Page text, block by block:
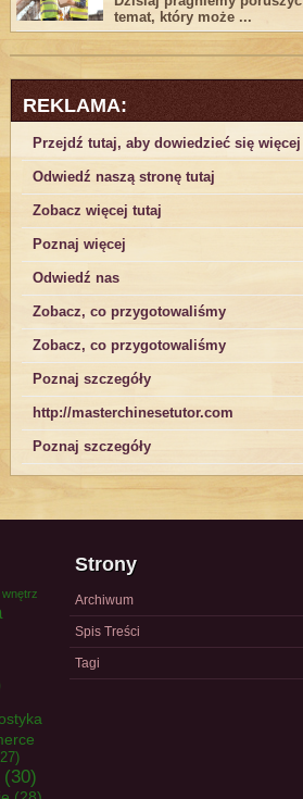
temat, który może ...
REKLAMA:
Przejdź tutaj, aby dowiedzieć się więcej
Odwiedź naszą stronę tutaj
Zobacz więcej tutaj
Poznaj więcej
Odwiedź nas
Zobacz, co przygotowaliśmy
Zobacz, co przygotowaliśmy
Poznaj szczegóły
http://masterchinesetutor.com
Poznaj szczegóły
(30)
Strony
Archiwum
Spis Treści
Tagi